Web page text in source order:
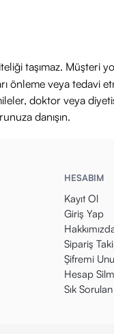
taşımaz.
veya tedavi
doktor veya
danışın.
HESABIM
Kayıt Ol
Giriş Yap
Sipariş
Şifremi
Hesap
Sık